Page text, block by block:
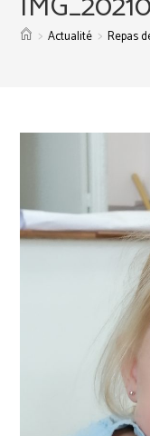
> Actualité > Repas